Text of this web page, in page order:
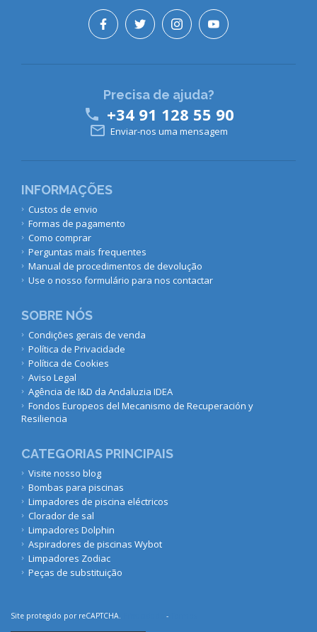
INFORMAÇÕES
Custos de envio
Formas de pagamento
Como comprar
Perguntas mais frequentes
Manual de procedimentos de devolução
Use o nosso formulário para nos contactar
SOBRE NÓS
Condições gerais de venda
Política de Privacidade
Política de Cookies
Aviso Legal
Agência de I&D da Andaluzia IDEA
Fondos Europeos del Mecanismo de Recuperación y
Resiliencia
CATEGORIAS PRINCIPAIS
Visite nosso blog
Bombas para piscinas
Limpadores de piscina eléctricos
Clorador de sal
Limpadores Dolphin
Aspiradores de piscinas Wybot
Limpadores Zodiac
Peças de substituição
Precisa de ajuda?
 +34 91 128 55 90
 Enviar-nos uma mensagem
Site protegido por reCAPTCHA. -